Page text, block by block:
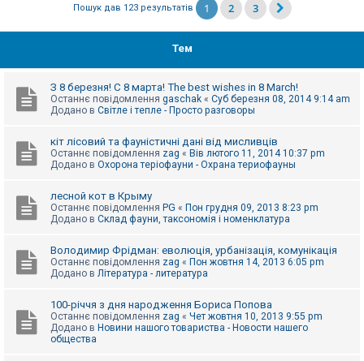
я
е
и
з
е
и
Пошук дав 123 результатів 1 2 3
Тем
З 8 березня! С 8 марта! The best wishes in 8 March!
Останнє повідомлення gaschak « Суб березня 08, 2014 9:14 am
Додано в Світле і тепле - Просто разговоры
кіт лісовий та фауністичні дані від мисливців
Останнє повідомлення zag « Вів лютого 11, 2014 10:37 pm
Додано в Охорона теріофауни - Охрана териофауны
лесной кот в Крыму
Останнє повідомлення PG « Пон грудня 09, 2013 8:23 pm
Додано в Склад фауни, таксономія і номенклатура
Володимир Фрідман: еволюція, урбанізація, комунікація
Останнє повідомлення zag « Пон жовтня 14, 2013 6:05 pm
Додано в Література - литература
100-річчя з дня народження Бориса Попова
Останнє повідомлення zag « Чет жовтня 10, 2013 9:55 pm
Додано в Новини нашого товариства - Новости нашего
общества